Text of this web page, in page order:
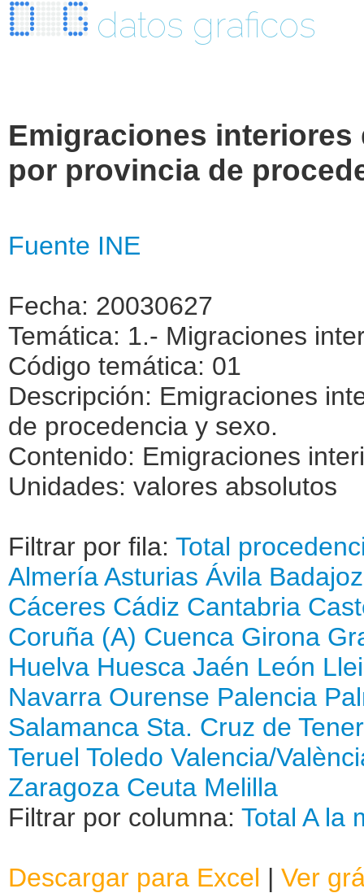
datos graficos
Emigraciones
por provincia de
Fuente INE
Fecha: 20030627
Temática: 1.- Migraciones
Código temática: 01
Descripción: Emigraciones
de procedencia y sexo.
Contenido: Emigraciones
Unidades: valores absolutos
Filtrar por fila: Total
AlmeríaAsturias Ávila Badajoz
Cáceres Cádiz Cantabria
Coruña (A) Cuenca Girona
Huelva Huesca Jaén León
Navarra Ourense Palencia
Salamanca Sta. Cruz de
Teruel Toledo Valencia/
Zaragoza Ceuta Melilla
Filtrar por columna: Total A la
Descargar para Excel | Ver